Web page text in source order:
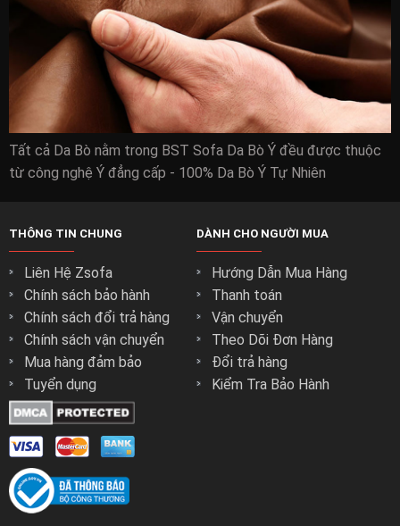
Tất cả Da Bò nằm trong BST Sofa Da Bò Ý đều được thuộc
từ công nghệ Ý đẳng cấp - 100% Da Bò Ý Tự Nhiên
THÔNG TIN CHUNG
Liên Hệ Zsofa
Chính sách bảo hành
Chính sách đổi trả hàng
Chính sách vận chuyển
Mua hàng đảm bảo
Tuyển dụng
DÀNH CHO NGƯỜI MUA
Hướng Dẫn Mua Hàng
Thanh toán
Vận chuyển
Theo Dõi Đơn Hàng
Đổi trả hàng
Kiểm Tra Bảo Hành